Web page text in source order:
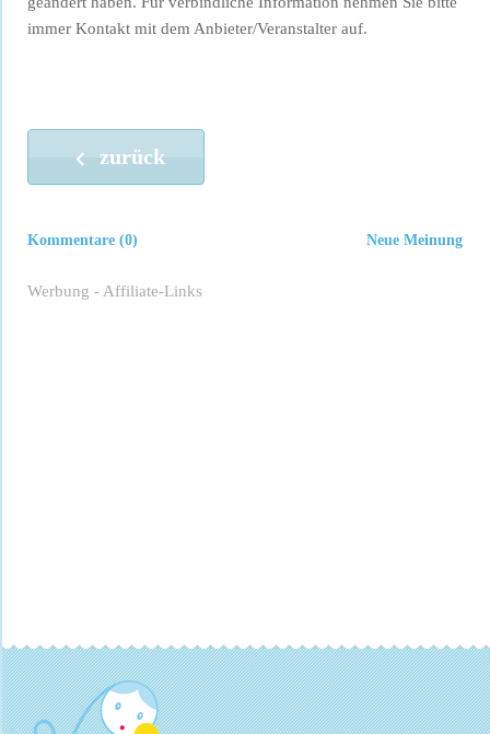
immer Kontakt mit dem Anbieter/Veranstalter auf.
zurück
Neue Meinung
Kommentare (0)
Werbung - Affiliate-Links